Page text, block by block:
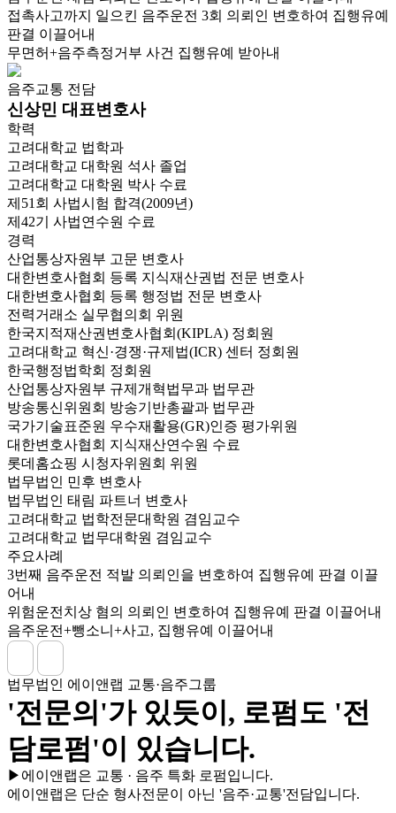
접촉사고까지 일으킨 음주운전 3회 의뢰인 변호하여 집행유예
판결 이끌어내
무면허+음주측정거부 사건 집행유예 받아내
음주교통 전담
신상민 대표변호사
학력
고려대학교 법학과
고려대학교 대학원 석사 졸업
고려대학교 대학원 박사 수료
제51회 사법시험 합격(2009년)
제42기 사법연수원 수료
경력
산업통상자원부 고문 변호사
대한변호사협회 등록 지식재산권법 전문 변호사
대한변호사협회 등록 행정법 전문 변호사
전력거래소 실무협의회 위원
한국지적재산권변호사협회(KIPLA) 정회원
고려대학교 혁신·경쟁·규제법(ICR) 센터 정회원
한국행정법학회 정회원
산업통상자원부 규제개혁법무과 법무관
방송통신위원회 방송기반총괄과 법무관
국가기술표준원 우수재활용(GR)인증 평가위원
대한변호사협회 지식재산연수원 수료
롯데홈쇼핑 시청자위원회 위원
법무법인 민후 변호사
법무법인 태림 파트너 변호사
고려대학교 법학전문대학원 겸임교수
고려대학교 법무대학원 겸임교수
주요사례
3번째 음주운전 적발 의뢰인을 변호하여 집행유예 판결 이끌
어내
위험운전치상 혐의 의뢰인 변호하여 집행유예 판결 이끌어내
음주운전+뺑소니+사고, 집행유예 이끌어내
법무법인 에이앤랩 교통·음주그룹
'전문의'가 있듯이, 로펌도 '전
담로펌'이 있습니다.
▶에이앤랩은 교통 · 음주 특화 로펌입니다.
에이앤랩은 단순 형사전문이 아닌 '음주·교통'전담입니다.